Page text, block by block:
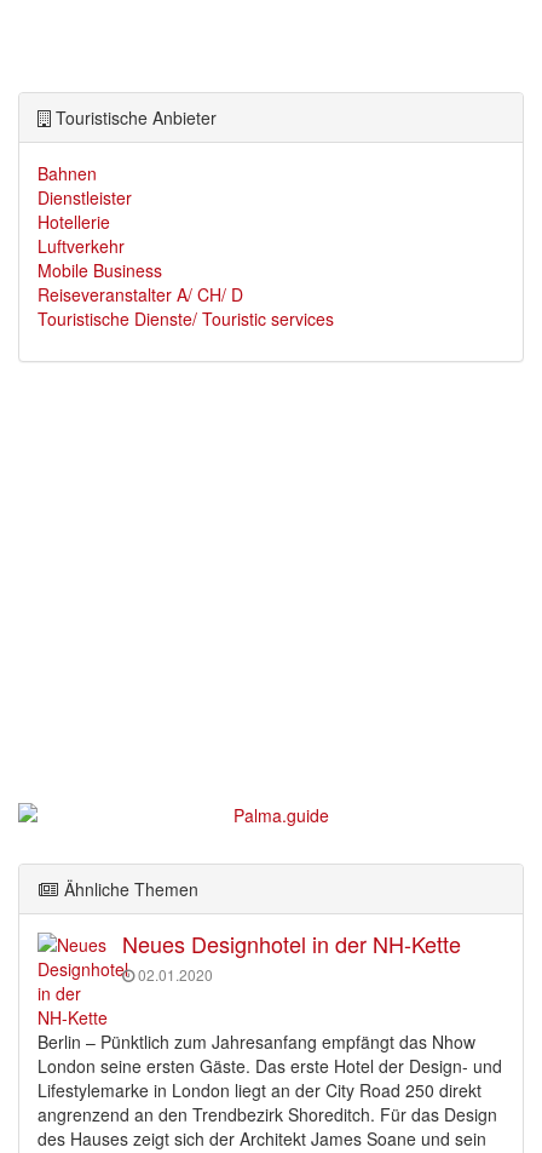
Touristische Anbieter
Bahnen
Dienstleister
Hotellerie
Luftverkehr
Mobile Business
Reiseveranstalter A/ CH/ D
Touristische Dienste/ Touristic services
Ähnliche Themen
Neues Designhotel in der NH-Kette
02.01.2020
Berlin – Pünktlich zum Jahresanfang empfängt das Nhow
London seine ersten Gäste. Das erste Hotel der Design- und
Lifestylemarke in London liegt an der City Road 250 direkt
angrenzend an den Trendbezirk Shoreditch. Für das Design
des Hauses zeigt sich der Architekt James Soane und sein